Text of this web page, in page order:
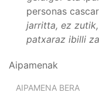
personas
jarritta, ez
patxaraz ibilli
Aipamenak
AIPAMENA BERA